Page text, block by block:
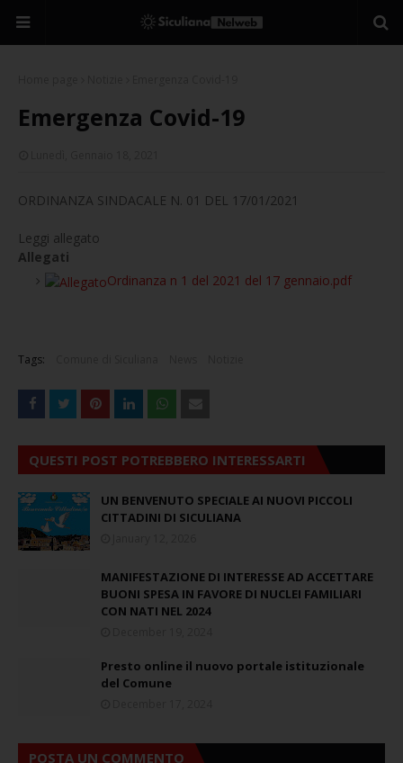
Emergenza Covid-19
ORDINANZA SINDACALE N. 01 DEL 17/01/2021
Leggi allegato
Allegati
Ordinanza n 1 del 2021 del 17 gennaio.pdf
Tags:
QUESTI POST POTREBBERO INTERESSARTI
UN BENVENUTO SPECIALE AI NUOVI PICCOLI
CITTADINI DI SICULIANA
MANIFESTAZIONE DI INTERESSE AD ACCETTARE
BUONI SPESA IN FAVORE DI NUCLEI FAMILIARI
CON NATI NEL 2024
Presto online il nuovo portale istituzionale
del Comune
POSTA UN COMMENTO